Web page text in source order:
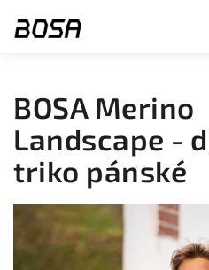
BOSA Merino
Landscape -
triko pánské